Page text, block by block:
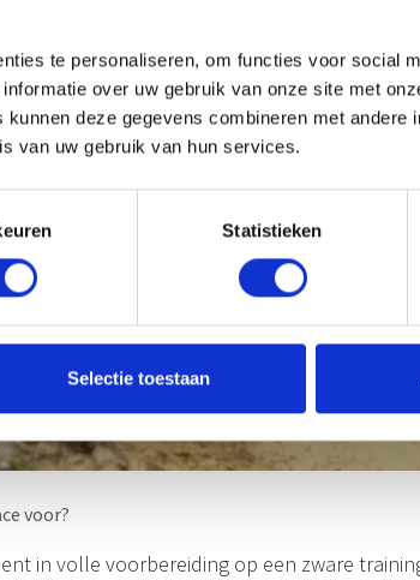
te personaliseren, om functies voor social
over uw gebruik van onze site met
deze gegevens combineren met andere
van uw gebruik van hun services.
Statistieken
Selectie toestaan
voor?
in volle voorbereiding op een zware